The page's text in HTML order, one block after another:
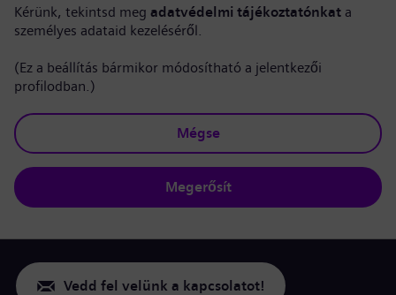
Kérünk, tekintsd meg adatvédelmi tájékoztatónkat a
személyes adataid kezeléséről.
(Ez a beállítás bármikor módosítható a jelentkezői
profilodban.)
Mégse
Megerősít
Vedd fel velünk a kapcsolatot!